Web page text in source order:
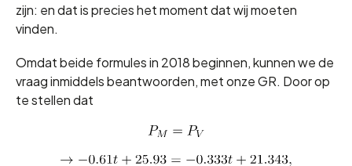
zijn: en dat is precies het moment dat wij moeten
vinden.
Omdat beide formules in 2018 beginnen, kunnen we de
vraag inmiddels beantwoorden, met onze GR. Door op
te stellen dat